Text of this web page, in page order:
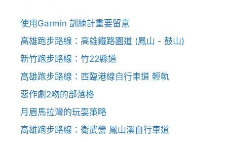
使用Garmin 訓練計畫要留意
高雄跑步路線：高雄鐵路園道 (鳳山 - 鼓山)
新竹跑步路線：竹22縣道
高雄跑步路線：西臨港線自行車道 輕軌
惡作劇2吻的部落格
月眉馬拉灣的玩耍策略
高雄跑步路線：衛武營 鳳山溪自行車道